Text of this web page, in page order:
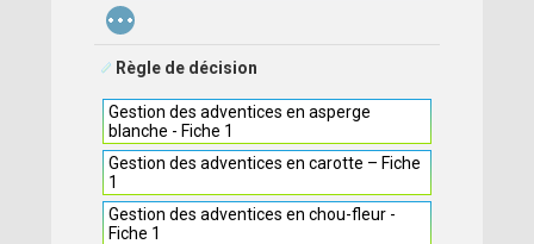
...
Règle de décision
Gestion des adventices en asperge
blanche - Fiche 1
Gestion des adventices en carotte – Fiche
1
Gestion des adventices en chou-fleur -
Fiche 1